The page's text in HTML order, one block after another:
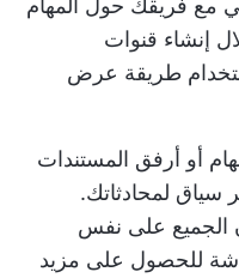
إنشاء قنوات
طريقة عرض
أو أرفق المستندات
سياق لمحادثاتك.
الجميع على نفس
للحصول على مزيد